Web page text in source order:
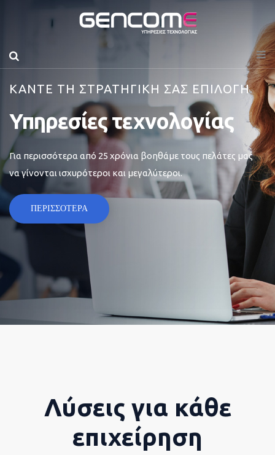
ΚΑΝΤΕ ΤΗ ΣΤΡΑΤΗΓΙΚΗ ΣΑΣ ΕΠΙΛΟΓΗ
Υπηρεσίες τεχνολογίας
Για περισσότερα από 25 χρόνια βοηθάμε τους πελάτες μας
να γίνονται ισχυρότεροι και μεγαλύτεροι.
ΠΕΡΙΣΣΟΤΕΡΑ
Λύσεις για κάθε
επιχείρηση